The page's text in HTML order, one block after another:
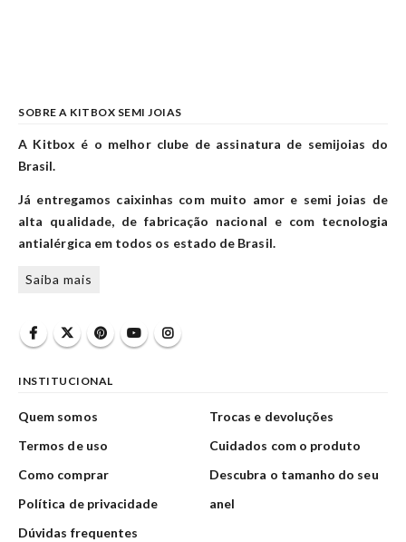
SOBRE A KITBOX SEMI JOIAS
A Kitbox é o melhor clube de assinatura de semijoias do
Brasil.
Já entregamos caixinhas com muito amor e semi joias de
alta qualidade, de fabricação nacional e com tecnologia
antialérgica em todos os estado de Brasil.
Saiba mais
INSTITUCIONAL
Quem somos
Termos de uso
Como comprar
Política de privacidade
Dúvidas frequentes
Trocas e devoluções
Cuidados com o produto
Descubra o tamanho do seu
anel